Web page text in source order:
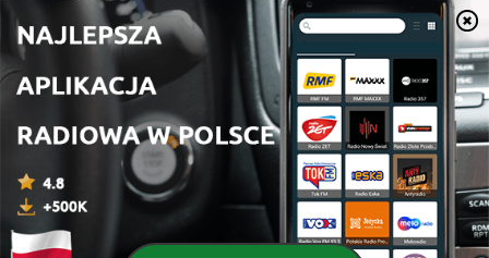
- Pokemon - Bedtime Story
Thor - Bedtime Story
20 lip 2024
29 Spider-Man #2 - Bedtime Story
20 cze 2024
28 Iron Man #3 - Bedtime Story